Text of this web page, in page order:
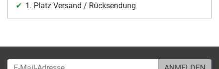
1. Platz Versand / Rücksendung
E-Mail-Adresse